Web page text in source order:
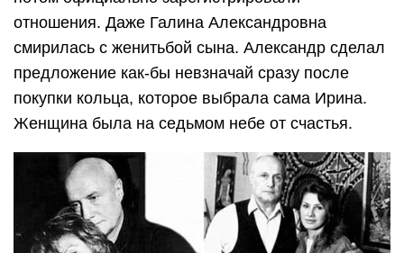
отношения. Даже Галина Александровна
смирилась с женитьбой сына. Александр сделал
предложение как-бы невзначай сразу после
покупки кольца, которое выбрала сама Ирина.
Женщина была на седьмом небе от счастья.